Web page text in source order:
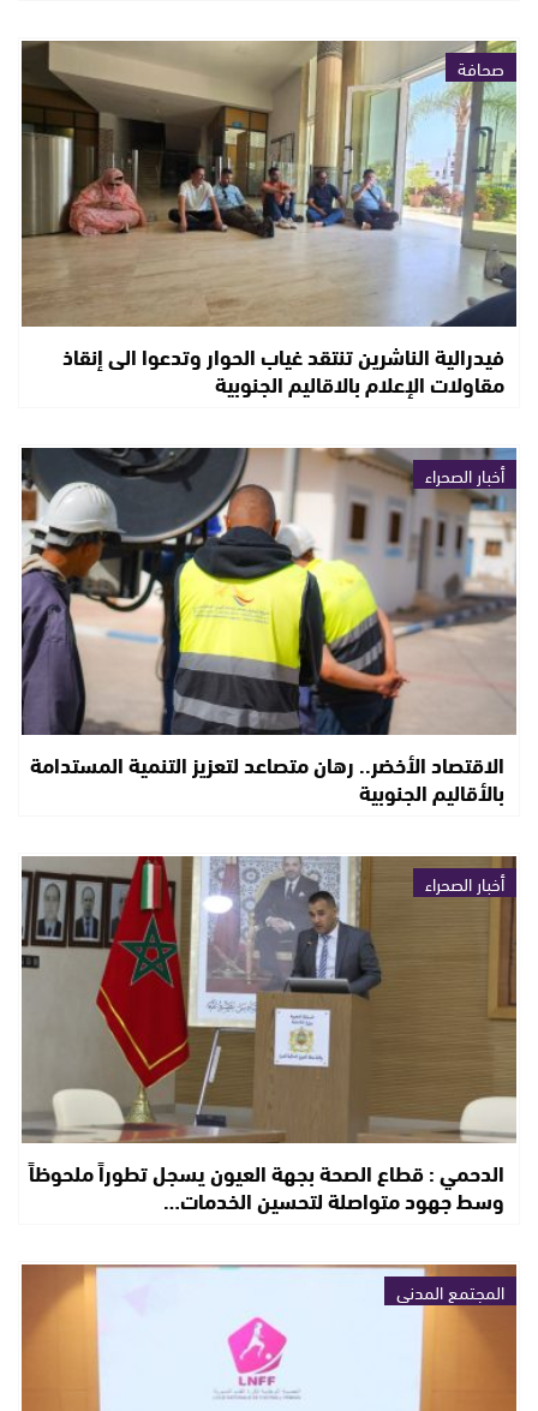
صحافة
فيدرالية الناشرين تنتقد غياب الحوار وتدعوا الى إنقاذ
مقاولات الإعلام بالاقاليم الجنوبية
أخبار الصحراء
الاقتصاد الأخضر.. رهان متصاعد لتعزيز التنمية المستدامة
بالأقاليم الجنوبية
أخبار الصحراء
الدحمي : قطاع الصحة بجهة العيون يسجل تطوراً ملحوظاً
وسط جهود متواصلة لتحسين الخدمات…
المجتمع المدني